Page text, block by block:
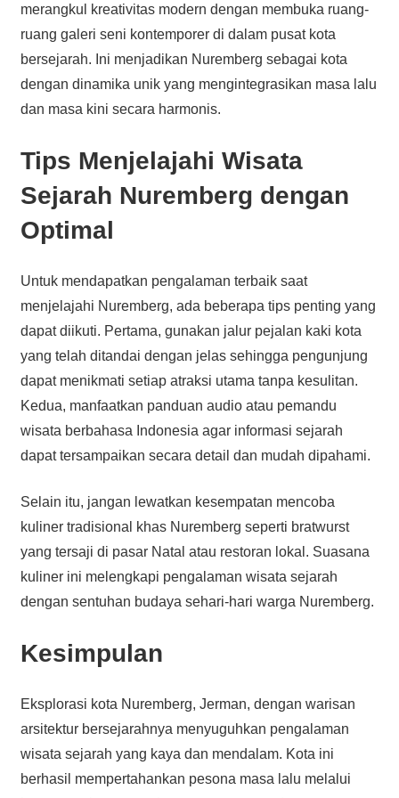
merangkul kreativitas modern dengan membuka ruang-
ruang galeri seni kontemporer di dalam pusat kota
bersejarah. Ini menjadikan Nuremberg sebagai kota
dengan dinamika unik yang mengintegrasikan masa lalu
dan masa kini secara harmonis.
Tips Menjelajahi Wisata
Sejarah Nuremberg dengan
Optimal
Untuk mendapatkan pengalaman terbaik saat
menjelajahi Nuremberg, ada beberapa tips penting yang
dapat diikuti. Pertama, gunakan jalur pejalan kaki kota
yang telah ditandai dengan jelas sehingga pengunjung
dapat menikmati setiap atraksi utama tanpa kesulitan.
Kedua, manfaatkan panduan audio atau pemandu
wisata berbahasa Indonesia agar informasi sejarah
dapat tersampaikan secara detail dan mudah dipahami.
Selain itu, jangan lewatkan kesempatan mencoba
kuliner tradisional khas Nuremberg seperti bratwurst
yang tersaji di pasar Natal atau restoran lokal. Suasana
kuliner ini melengkapi pengalaman wisata sejarah
dengan sentuhan budaya sehari-hari warga Nuremberg.
Kesimpulan
Eksplorasi kota Nuremberg, Jerman, dengan warisan
arsitektur bersejarahnya menyuguhkan pengalaman
wisata sejarah yang kaya dan mendalam. Kota ini
berhasil mempertahankan pesona masa lalu melalui